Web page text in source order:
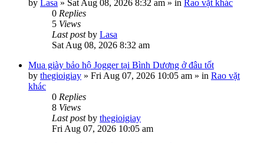
by Lasa » Sat Aug 08, 2026 8:32 am » in Rao vặt khác
0 Replies
5 Views
Last postby Lasa
Sat Aug 08, 2026 8:32 am
Mua giày bảo hộ Jogger tại Bình Dương ở đâu tốt
by thegioigiay » Fri Aug 07, 2026 10:05 am » in Rao vặt
khác
0 Replies
8 Views
Last postby thegioigiay
Fri Aug 07, 2026 10:05 am